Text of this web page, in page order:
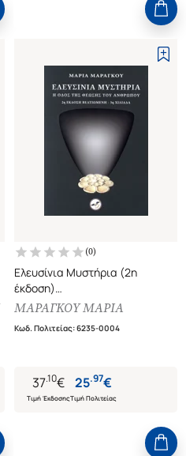
(0)
Ελευσίνια Μυστήρια (2η
έκδοση)
Η οδός της θέωσης του
ΜΑΡΑΓΚΟΥ ΜΑΡΙΑ
Κωδ. Πολιτείας:6235-0004
37.10€
Τιμή Έκδοσης
25.97€
Τιμή Πολιτείας